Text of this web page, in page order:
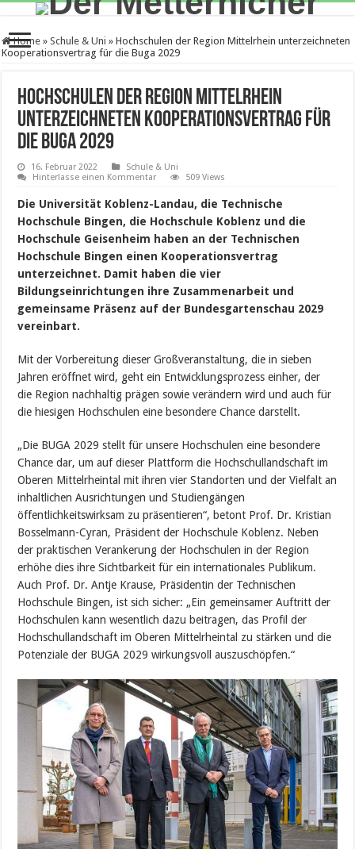
Home » Schule & Uni » Hochschulen der Region Mittelrhein unterzeichneten
Kooperationsvertrag für die Buga 2029
Hochschulen der Region Mittelrhein
unterzeichneten Kooperationsvertrag für
die Buga 2029
16. Februar 2022
Schule & Uni
Hinterlasse einen Kommentar
509 Views
Die Universität Koblenz-Landau, die Technische
Hochschule Bingen, die Hochschule Koblenz und die
Hochschule Geisenheim haben an der Technischen
Hochschule Bingen einen Kooperationsvertrag
unterzeichnet. Damit haben die vier
Bildungseinrichtungen ihre Zusammenarbeit und
gemeinsame Präsenz auf der Bundesgartenschau 2029
vereinbart.
Mit der Vorbereitung dieser Großveranstaltung, die in sieben
Jahren eröffnet wird, geht ein Entwicklungsprozess einher, der
die Region nachhaltig prägen sowie verändern wird und auch für
die hiesigen Hochschulen eine besondere Chance darstellt.
„Die BUGA 2029 stellt für unsere Hochschulen eine besondere
Chance dar, um auf dieser Plattform die Hochschullandschaft im
Oberen Mittelrheintal mit ihren vier Standorten und der Vielfalt an
inhaltlichen Ausrichtungen und Studiengängen
öffentlichkeitswirksam zu präsentieren“, betont Prof. Dr. Kristian
Bosselmann-Cyran, Präsident der Hochschule Koblenz. Neben
der praktischen Verankerung der Hochschulen in der Region
erhöhe dies ihre Sichtbarkeit für ein internationales Publikum.
Auch Prof. Dr. Antje Krause, Präsidentin der Technischen
Hochschule Bingen, ist sich sicher: „Ein gemeinsamer Auftritt der
Hochschulen kann wesentlich dazu beitragen, das Profil der
Hochschullandschaft im Oberen Mittelrheintal zu stärken und die
Potenziale der BUGA 2029 wirkungsvoll auszuschöpfen.“